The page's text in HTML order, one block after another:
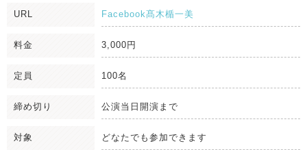
URL Facebook髙木楯一美
料金 3,000円
定員 100名
締め切り 公演当日開演まで
対象 どなたでも参加できます